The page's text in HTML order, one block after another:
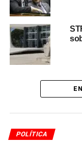
O caso é
lideranças
quadro de
próximos pleitos.
POLÍTICA